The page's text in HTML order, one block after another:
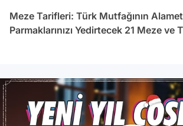
Meze Tarifleri: Türk Mutfağının
Parmaklarınızı Yedirtecek 21 Meze ve